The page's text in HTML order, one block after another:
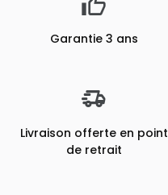
Garantie 3 ans
Livraison offerte en point
de retrait